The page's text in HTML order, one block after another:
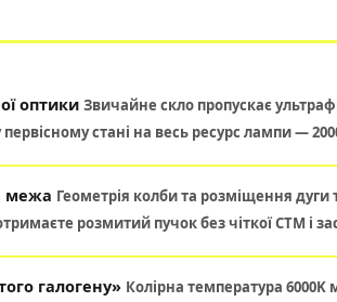
оптики Звичайне скло пропускає
стані на весь ресурс лампи —
межа Геометрія колби та розміщення дуги
розмитий пучок без чіткої СТМ і
галогену» Колірна температура